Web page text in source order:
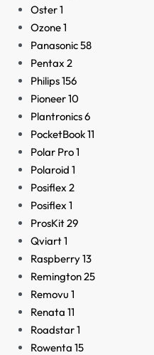
Oster1
Ozone1
Panasonic58
Pentax 2
Philips156
Pioneer10
Plantronics6
PocketBook11
Polar Pro1
Polaroid 1
Posiflex 2
Posiflex 1
ProsKit29
Qviart1
Raspberry13
Remington25
Removu 1
Renata 11
Roadstar1
Rowenta 15